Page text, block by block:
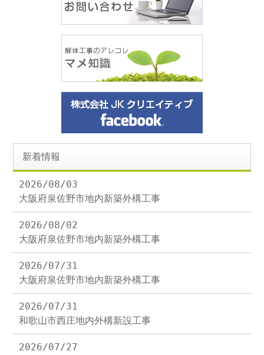
新着情報
2026/08/03
大阪府泉佐野市地内新築外構工事
2026/08/02
大阪府泉佐野市地内新築外構工事
2026/07/31
大阪府泉佐野市地内新築外構工事
2026/07/31
和歌山市西庄地内外構新設工事
2026/07/27